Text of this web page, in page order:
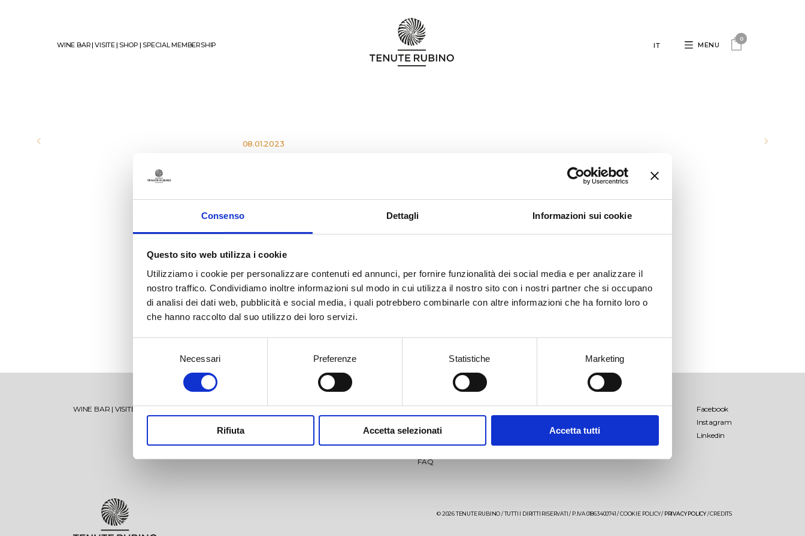
Consenso Dettagli Informazioni sui cookie
Questo sito web utilizza i cookie
Utilizziamo i cookie per personalizzare contenuti ed annunci, per fornire funzionalità dei social media e per analizzare il
nostro traffico. Condividiamo inoltre informazioni sul modo in cui utilizza il nostro sito con i nostri partner che si occupano
di analisi dei dati web, pubblicità e social media, i quali potrebbero combinarle con altre informazioni che ha fornito loro o
che hanno raccolto dal suo utilizzo dei loro servizi.
consenso
Necessari Preferenze Statistiche Marketing
Rifiuta Accetta selezionati Accetta tutti
WINE BAR| VISITE| SHOP | SPECIAL MEMBERSHIP IT MENU
0
08.01.2023
WINE BAR | VISITE|SHOP|SPECIAL MEMBERSHIP
News
Eventi
Contatti
FAQ
Termini & Condizioni
Facebook
Instagram
Linkedin
© 2026 TENUTE RUBINO / TUTTI I DIRITTI RISERVATI / P.IVA 01863400741 /COOKIE POLICY/PRIVACY POLICY/CREDITS
Tenuta Jaddico
Tenuta Padula di Geremia
Punta Aquila
Sumaré 60 mesi
Salende
Oltremé Rosato